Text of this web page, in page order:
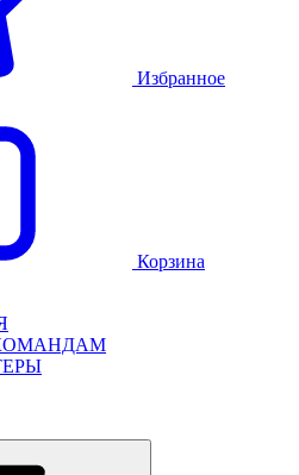
Избранное
Корзина